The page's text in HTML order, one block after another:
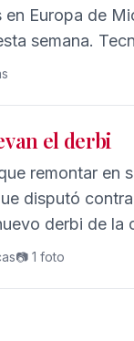
en Europa de
semana.
TV, se hace
TV, el
para el
en el
la decisión
el derbi
remontar en
disputó
derbi de la
tras golear al
Antonio
📷 1 foto